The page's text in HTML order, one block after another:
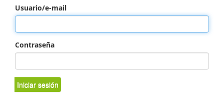
Usuario/e-mail
Contraseña
Iniciar sesión